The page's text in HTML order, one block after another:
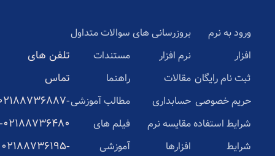
ورود به نرم
افزار
ثبت نام رایگان
حریم خصوصی
شرایط استفاده
شرایط
بروزرسانی های
نرم افزار
مقالات
حسابداری
مقایسه نرم
افزارها
سوالات متداول
مستندات
راهنما
مطالب آموزشی
فیلم های
آموزشی
تلفن های
تماس
02188736887-
02188736480-
02188736195-